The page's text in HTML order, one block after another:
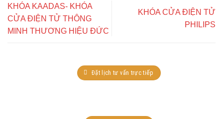
KHÓA KAADAS- KHÓA
CỬA ĐIỆN TỬ THÔNG
MINH THƯƠNG HIỆU ĐỨC
KHÓA CỬA ĐIỆN TỬ
PHILIPS
Đặt lịch tư vấn trực tiếp